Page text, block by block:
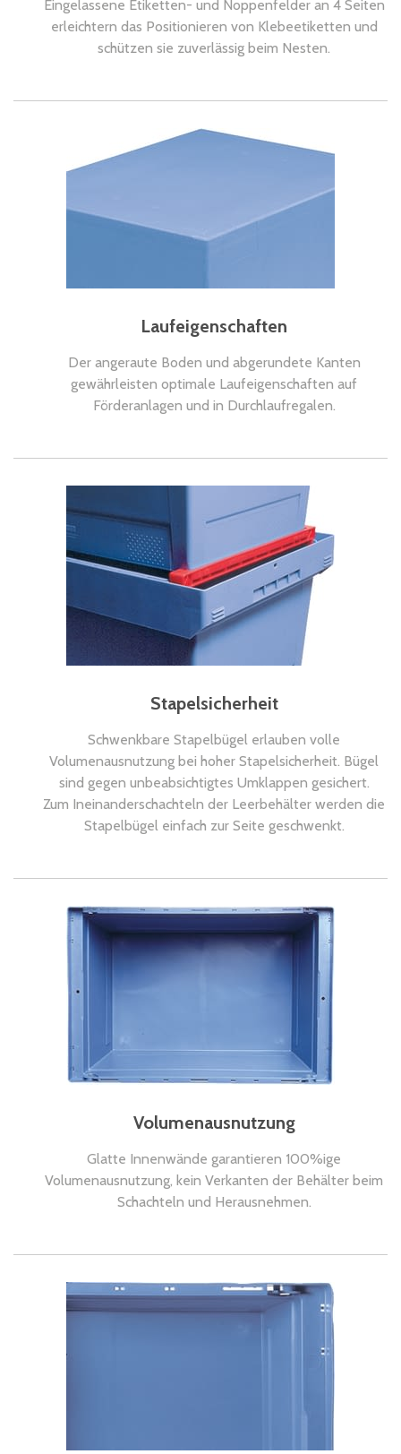
Eingelassene Etiketten- und Noppenfelder an 4 Seiten
erleichtern das Positionieren von Klebeetiketten und
schützen sie zuverlässig beim Nesten.
Laufeigenschaften
Der angeraute Boden und abgerundete Kanten
gewährleisten optimale Laufeigenschaften auf
Förderanlagen und in Durchlaufregalen.
Stapelsicherheit
Schwenkbare Stapelbügel erlauben volle
Volumenausnutzung bei hoher Stapelsicherheit. Bügel
sind gegen unbeabsichtigtes Umklappen gesichert.
Zum Ineinanderschachteln der Leerbehälter werden die
Stapelbügel einfach zur Seite geschwenkt.
Volumenausnutzung
Glatte Innenwände garantieren 100%ige
Volumenausnutzung, kein Verkanten der Behälter beim
Schachteln und Herausnehmen.